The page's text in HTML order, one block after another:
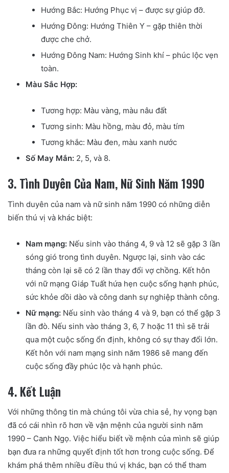
Hướng Bắc: Hướng Phục vị – được sự giúp đỡ.
Hướng Đông: Hướng Thiên Y – gặp thiên thời
được che chở.
Hướng Đông Nam: Hướng Sinh khí – phúc lộc vẹn
toàn.
Màu Sắc Hợp:
Tương hợp: Màu vàng, màu nâu đất
Tương sinh: Màu hồng, màu đỏ, màu tím
Tương khắc: Màu đen, màu xanh nước
Số May Mắn: 2, 5, và 8.
3. Tình Duyên Của Nam, Nữ Sinh Năm 1990
Tình duyên của nam và nữ sinh năm 1990 có những diễn
biến thú vị và khác biệt:
Nam mạng: Nếu sinh vào tháng 4, 9 và 12 sẽ gặp 3 lần
sóng gió trong tình duyên. Ngược lại, sinh vào các
tháng còn lại sẽ có 2 lần thay đổi vợ chồng. Kết hôn
với nữ mạng Giáp Tuất hứa hẹn cuộc sống hạnh phúc,
sức khỏe dồi dào và công danh sự nghiệp thành công.
Nữ mạng: Nếu sinh vào tháng 4 và 9, bạn có thể gặp 3
lần đò. Nếu sinh vào tháng 3, 6, 7 hoặc 11 thì sẽ trải
qua một cuộc sống ổn định, không có sự thay đổi lớn.
Kết hôn với nam mạng sinh năm 1986 sẽ mang đến
cuộc sống đầy phúc lộc và hạnh phúc.
4. Kết Luận
Với những thông tin mà chúng tôi vừa chia sẻ, hy vọng bạn
đã có cái nhìn rõ hơn về vận mệnh của người sinh năm
1990 – Canh Ngọ. Việc hiểu biết về mệnh của mình sẽ giúp
bạn đưa ra những quyết định tốt hơn trong cuộc sống. Để
khám phá thêm nhiều điều thú vị khác, bạn có thể tham